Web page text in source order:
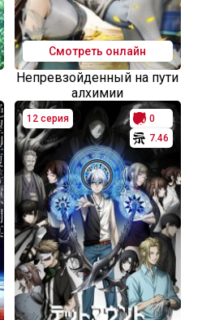
Смотреть онлайн
Непревзойденный на пути
алхимии
12 серия
0
7.46